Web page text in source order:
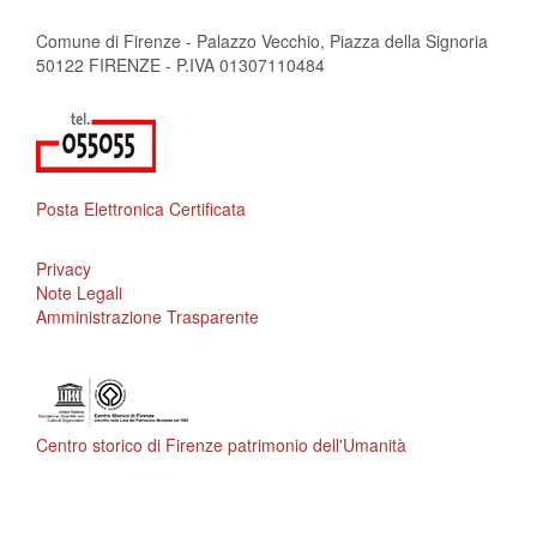
Comune di Firenze - Palazzo Vecchio, Piazza della Signoria
50122 FIRENZE - P.IVA 01307110484
Posta Elettronica Certificata
Privacy
Note Legali
Amministrazione Trasparente
Centro storico di Firenze patrimonio dell'Umanità